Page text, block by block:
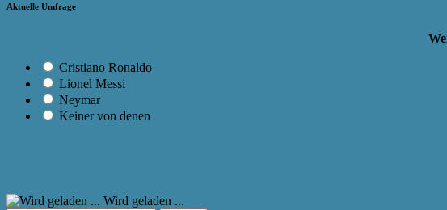
Aktuelle Umfrage
Cristiano Ronaldo
Lionel Messi
Neymar
Keiner von denen
Wird geladen ...